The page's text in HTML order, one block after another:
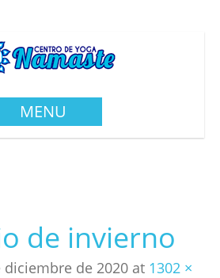
MENU
de invierno
diciembre de 2020at 1302 ×